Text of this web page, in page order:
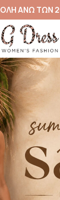
ΑΝΩ ΤΩΝ